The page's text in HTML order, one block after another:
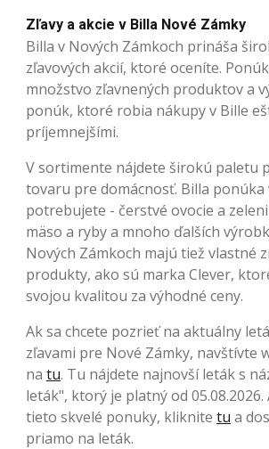
Zľavy a akcie v Billa Nové Zámky
Billa v Nových Zámkoch prináša
zľavových akcií, ktoré oceníte.
množstvo zľavnených produktov a
ponúk, ktoré robia nákupy v Bille
príjemnejšími.
V sortimente nájdete širokú paletu
tovaru pre domácnosť. Billa ponúka
potrebujete - čerstvé ovocie a
mäso a ryby a mnoho ďalších
Nových Zámkoch majú tiež vlastné
produkty, ako sú marka Clever,
svojou kvalitou za výhodné ceny.
Ak sa chcete pozrieť na aktuálny
zľavami pre Nové Zámky, navštívte
na tu. Tu nájdete najnovší leták s
leták", ktorý je platný od
tieto skvelé ponuky, kliknite tu a
priamo na leták.